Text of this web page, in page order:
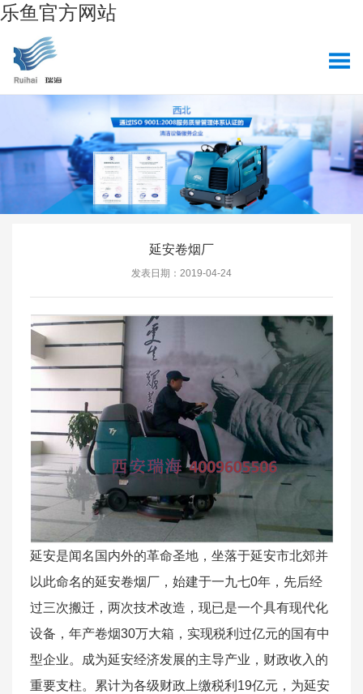
乐鱼官方网站
延安卷烟厂
发表日期：2019-04-24
延安是闻名国内外的革命圣地，坐落于延安市北郊并
以此命名的延安卷烟厂，始建于一九七0年，先后经
过三次搬迁，两次技术改造，现已是一个具有现代化
设备，年产卷烟30万大箱，实现税利过亿元的国有中
型企业。成为延安经济发展的主导产业，财政收入的
重要支柱。累计为各级财政上缴税利19亿元，为延安